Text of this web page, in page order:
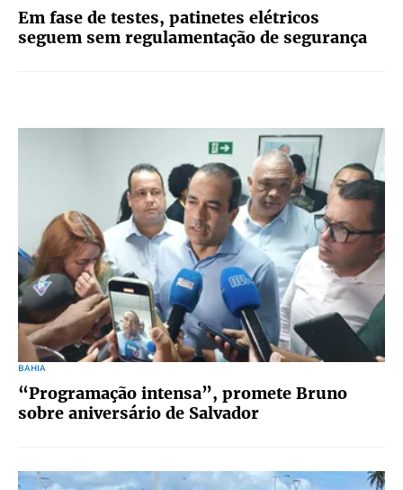
Em fase de testes, patinetes elétricos
seguem sem regulamentação de segurança
BAHIA
“Programação intensa”, promete Bruno
sobre aniversário de Salvador